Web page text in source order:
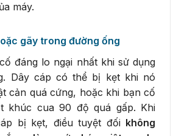
máy.
gãy trong đường ống
đáng lo ngại nhất khi sử dụng
Dây cáp có thể bị kẹt khi nó
cản quá cứng, hoặc khi bạn cố
khúc cua 90 độ quá gấp. Khi
bị kẹt, điều tuyệt đối không